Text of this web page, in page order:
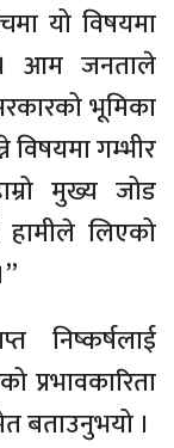
यो विषयमा
आम जनताले
भूमिका
गम्भीर
मुख्य जोड
लिएको
निष्कर्षलाई
प्रभावकारिता
बताउनुभयो ।